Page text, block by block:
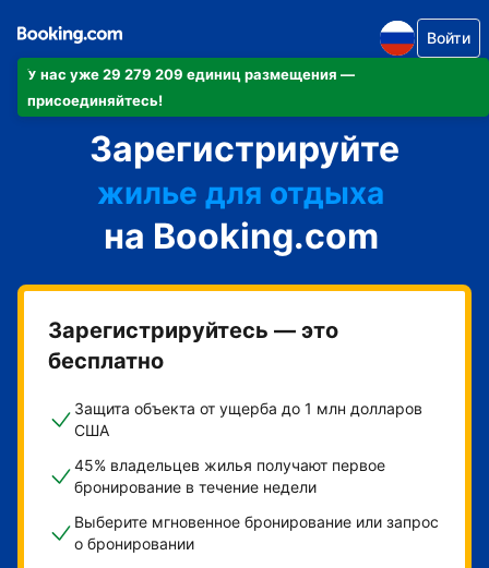
У нас уже 29 279 209 единиц размещения —
присоединяйтесь!
Войти
Зарегистрируйте
апартаменты/квартиру
отель
жилье для отдыха
гостевой дом
мини-отель
на Booking.com
Зарегистрируйтесь — это
бесплатно
Защита объекта от ущерба до 1 млн долларов
США
45% владельцев жилья получают первое
бронирование в течение недели
Выберите мгновенное бронирование или запрос
о бронировании